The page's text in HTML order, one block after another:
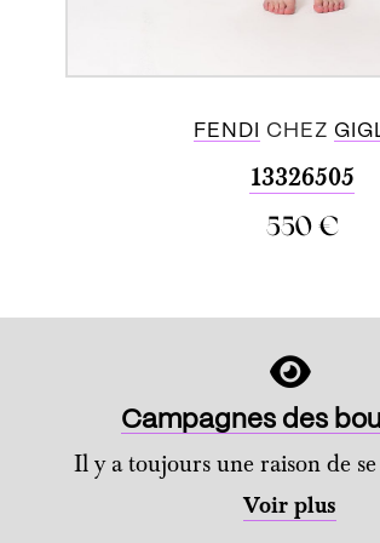
FENDI CHEZ
13326505
550 €
ACHETER
Campagnes des
Il y a toujours une raison de
Voir plus